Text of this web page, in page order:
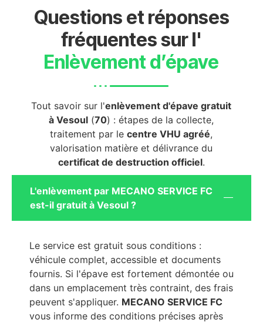
Questions et réponses
fréquentes sur l'
Enlèvement d’épave
Tout savoir sur l'enlèvement d'épave gratuit
à Vesoul (70) : étapes de la collecte,
traitement par lecentre VHU agréé,
valorisation matière et délivrance du
certificat de destruction officiel.
L'enlèvement par MECANO SERVICE FC
est-il gratuit à Vesoul ?
Le service est gratuit sous conditions :
véhicule complet, accessible et documents
fournis. Si l'épave est fortement démontée ou
dans un emplacement très contraint, des frais
peuvent s'appliquer. MECANO SERVICE FC
vous informe des conditions précises après